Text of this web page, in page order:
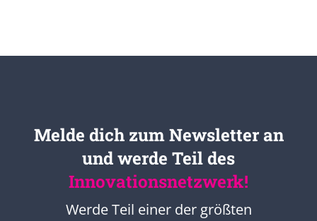
Melde dich zum Newsletter an
und werde Teil des
Innovationsnetzwerk!
Werde Teil einer der größten